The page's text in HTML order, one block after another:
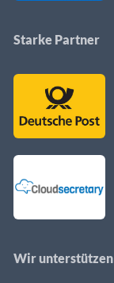
Starke Partner
Wir unterstützen